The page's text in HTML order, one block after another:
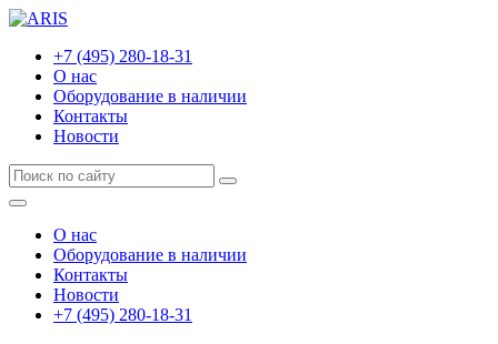
+7 (495) 280-18-31
О нас
Оборудование в наличии
Контакты
Новости
О нас
Оборудование в наличии
Контакты
Новости
+7 (495) 280-18-31